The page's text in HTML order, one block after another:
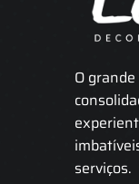
O
serviços.